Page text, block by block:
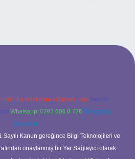
mail: backlinkpaneli@gmail.com Teams:
Whatsapp: 0262 606 0 726 Telegram:
@karabul
Sayılı Kanun gereğince Bilgi Teknolojileri ve
onaylanmış bir Yer Sağlayıcı olarak